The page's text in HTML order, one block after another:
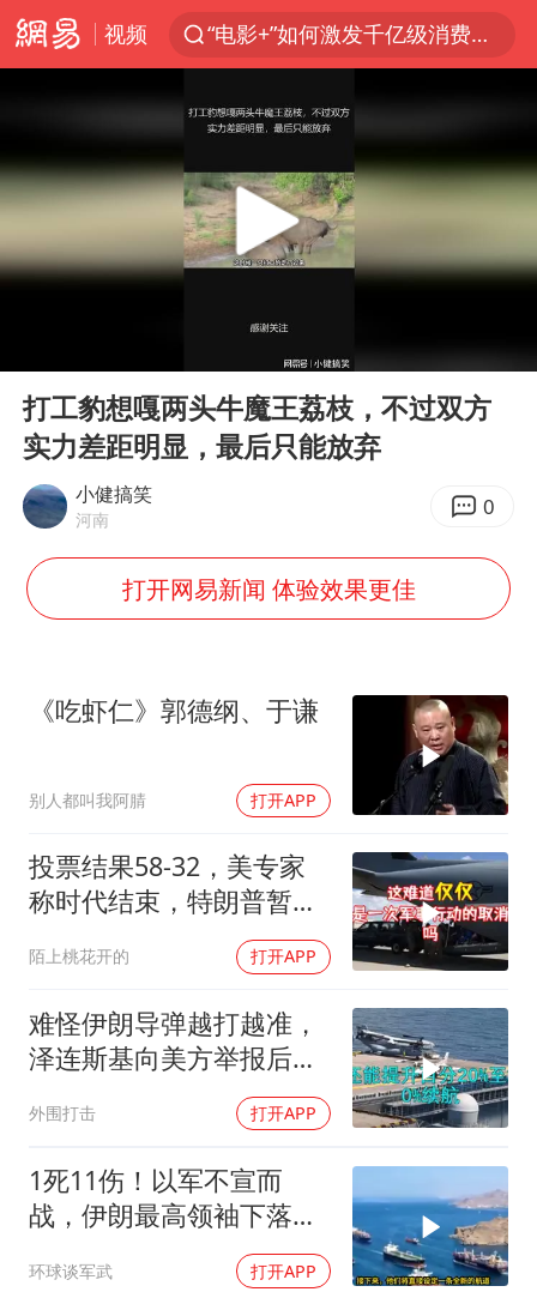
视频
“电影+”如何激发千亿级消费新活力？
中医教你一招提升气血
四川宜宾市高县4.9级地震致1人死亡
胜宏科技：股票交易异常波动
中巨芯：上半年归母净利润1405.77万元
美股存储板块集体大跌
欧阳娜娜窦靖童好搭
“新疆阿勒泰八月能滑雪”不实
国防部：坚决反制任何闹海挑衅图谋
夯实基础开新局
Play
打工豹想嘎两头牛魔王荔枝，不过双方
实力差距明显，最后只能放弃
小健搞笑
河南 0
打开网易新闻 体验效果更佳
《吃虾仁》郭德纲、于谦
别人都叫我阿腈 打开APP
投票结果58-32，美专家
称时代结束，特朗普暂不
陌上桃花开的 打开APP
难怪伊朗导弹越打越准，
泽连斯基向美方举报后，
外围打击 打开APP
1死11伤！以军不宣而
战，伊朗最高领袖下落不
明？特朗普发出通牒
环球谈军武 打开APP